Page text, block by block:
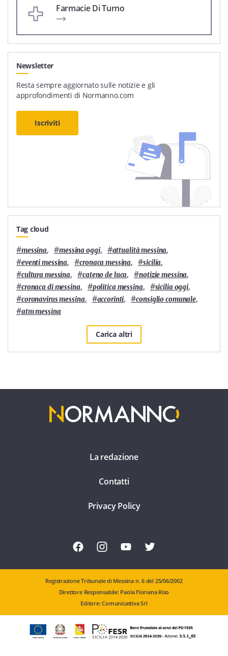
Farmacie Di Turno
Newsletter
Resta sempre aggiornato sulle notizie e gli
approfondimenti di Normanno.com
Iscriviti
Tag cloud
#messina, #messina oggi, #attualità messina,
#eventi messina, #cronaca messina, #sicilia,
#cultura messina, #cateno de luca, #notizie messina,
#cronaca di messina, #politica messina, #sicilia oggi,
#coronavirus messina, #accorinti, #consiglio comunale,
#atm messina
Carica altri
La redazione
Contatti
Privacy Policy
Registrazione Tribunale di Messina n. 6 del 25/06/2002
Direttore Responsabile: Paola Floriana Riso
Editore: Comunicattiva Srl